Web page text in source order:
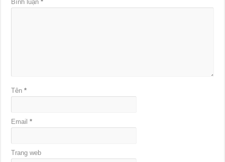
Bình luận*
Tên*
Email*
Trang web